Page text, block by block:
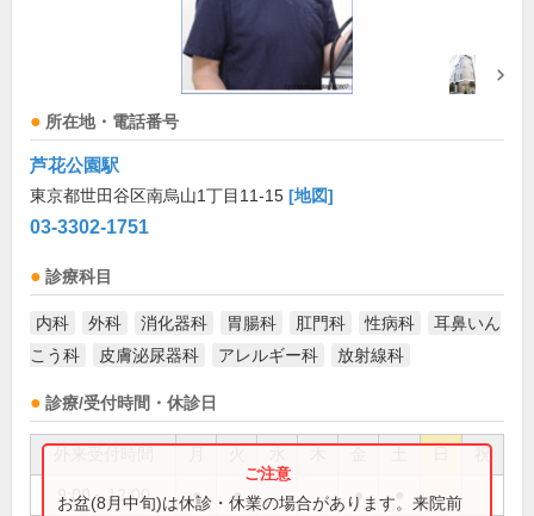
所在地・電話番号
芦花公園駅
東京都世田谷区南烏山1丁目11-15 [地図]
03-3302-1751
診療科目
内科 外科 消化器科 胃腸科 肛門科 性病科
耳鼻いん
こう科
皮膚泌尿器科 アレルギー科 放射線科
診療/受付時間・休診日
祝
9:00～12:00 ● ● ●
お盆(8月中旬)は休診・休業の場合があります。来院前